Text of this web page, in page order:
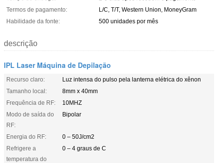
Termos de pagamento:
L/C, T/T, Western Union, MoneyGram
Habilidade da fonte:
500 unidades por mês
descrição
IPL Laser Máquina de Depilação
Recurso claro:
Luz intensa do pulso pela lanterna elétrica do xênon
Tamanho local:
8mm x 40mm
Frequência de RF:
10MHZ
Modo de saída do
RF:
Bipolar
Energia do RF:
0 – 50J/cm2
Refrigere a
temperatura do
0 – 4 graus de C